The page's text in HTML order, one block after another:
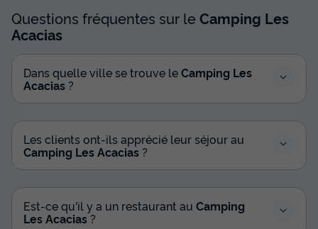
Questions fréquentes sur leCamping Les
Acacias
Dans quelle ville se trouve leCamping Les
Acacias ?
Les clients ont-ils apprécié leur séjour au
Camping Les Acacias ?
Est-ce qu'il y a un restaurant au Camping
Les Acacias?